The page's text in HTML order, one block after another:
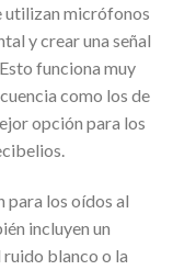
utilizan micrófonos
y crear una señal
funciona muy
como los de
opción para los
para los oídos al
incluyen un
blanco o la